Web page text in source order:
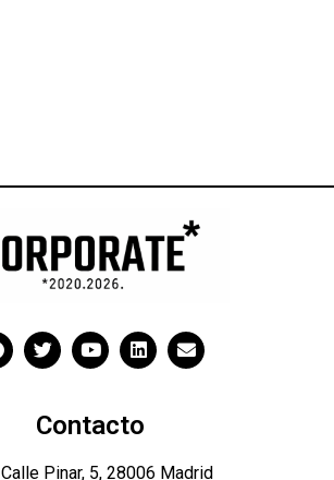
Contacto
Calle Pinar, 5, 28006 Madrid